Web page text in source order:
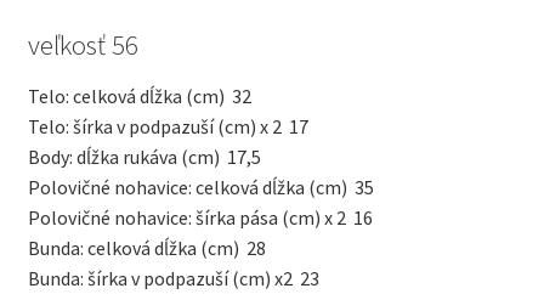
veľkosť 56
Telo: celková dĺžka (cm) 32
Telo: šírka v podpazuší (cm) x 2 17
Body: dĺžka rukáva (cm) 17,5
Polovičné nohavice: celková dĺžka (cm) 35
Polovičné nohavice: šírka pása (cm) x 2 16
Bunda: celková dĺžka (cm) 28
Bunda: šírka v podpazuší (cm) x2 23